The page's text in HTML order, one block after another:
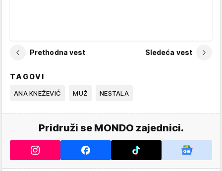
Prethodna vest Sledeća vest
TAGOVI
ANA KNEŽEVIĆ MUŽ NESTALA
Pridruži se MONDO zajednici.